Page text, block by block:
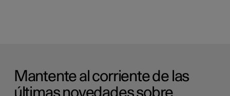
Mantente al corriente de las